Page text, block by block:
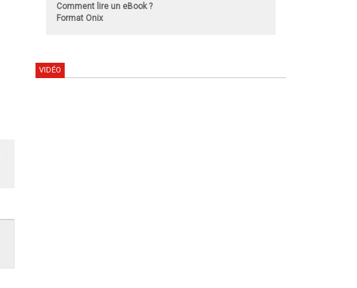
Comment lire un eBook ?
Format Onix
VIDÉO